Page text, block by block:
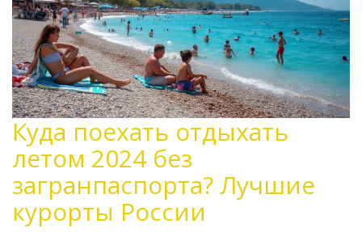
Куда поехать отдыхать
летом 2024 без
загранпаспорта? Лучшие
курорты России